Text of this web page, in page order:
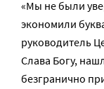
«Мы не были
экономили
руководитель
Слава Богу,
безгранично